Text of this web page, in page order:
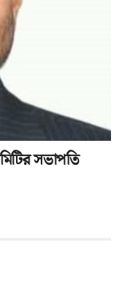
সভাপতি